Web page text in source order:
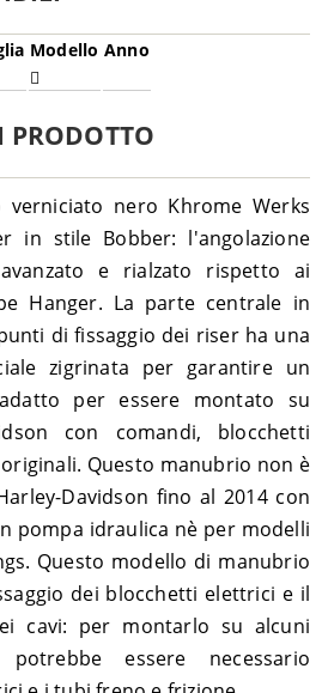
Modello Anno
verniciato nero Khrome Werks
in stile Bobber: l'angolazione
e rialzato rispetto ai
Hanger. La parte centrale in
di fissaggio dei riser ha una
zigrinata per garantire un
per essere montato su
con comandi, blocchetti
Questo manubrio non è
Davidson fino al 2014 con
pompa idraulica nè per modelli
Questo modello di manubrio
dei blocchetti elettrici e il
cavi: per montarlo su alcuni
essere necessario